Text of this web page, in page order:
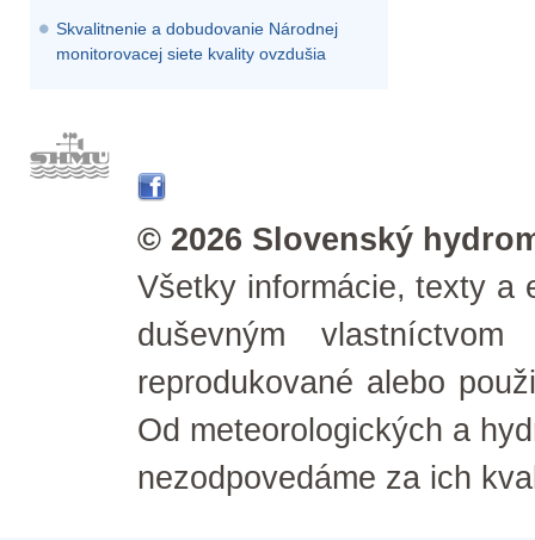
Skvalitnenie a dobudovanie Národnej
monitorovacej siete kvality ovzdušia
© 2026 Slovenský
Všetky informácie, texty a
duševným
reprodukované alebo
Od meteorologických a
nezodpovedáme za ich